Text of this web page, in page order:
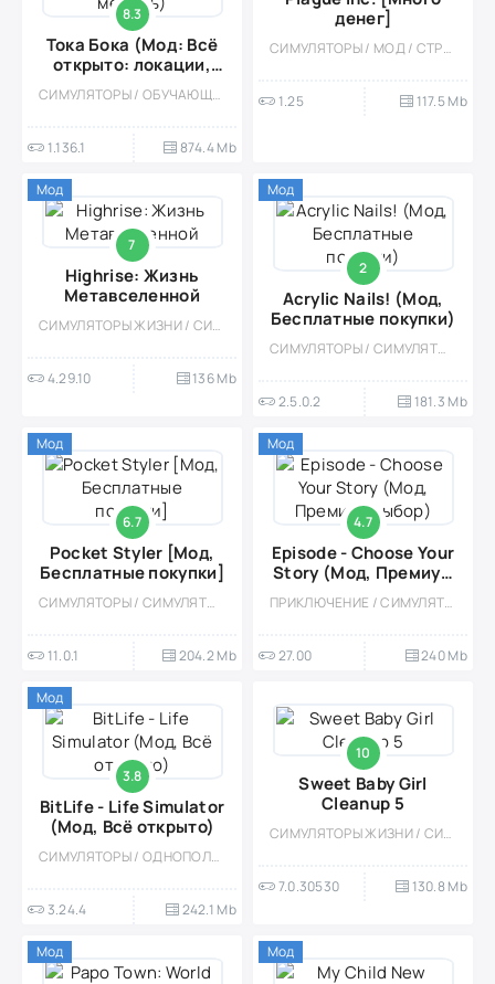
8.3
Тока Бока (Мод: Всё
открыто: локации,
дома, мебель)
СИМУЛЯТОРЫ / ОБУЧАЮЩИЕ / СИМУЛЯТОРЫ ЖИЗНИ / ОДНОПОЛЬЗОВАТЕЛЬСКИЕ / СТИЛИЗАЦИЯ / ОФЛАЙН / МОД
1.136.1 874.4 Mb
денег]
СИМУЛЯТОРЫ / МОД / СТРАТЕГИИ / СИМУЛЯТОРЫ ЖИЗНИ / ОФЛАЙН / ОДНОПОЛЬЗОВАТЕЛЬСКИЕ / КАЗУАЛЬНЫЕ / СТИЛИЗАЦИЯ / РЕАЛИЗМ / МАЛЕНЬКАЯ
1.25 117.5 Mb
7
Highrise: Жизнь
Метавселенной
СИМУЛЯТОРЫ ЖИЗНИ / СИМУЛЯТОРЫ / ОДНОПОЛЬЗОВАТЕЛЬСКИЕ / СТИЛИЗАЦИЯ / МОД / ВСТРОЕННЫЙ КЕШ
4.29.10 136 Mb
Мод
2
Acrylic Nails! (Мод,
Бесплатные покупки)
СИМУЛЯТОРЫ / СИМУЛЯТОРЫ ЖИЗНИ / КАЗУАЛЬНЫЕ / ОДНОПОЛЬЗОВАТЕЛЬСКИЕ / СТИЛИЗАЦИЯ / ОФЛАЙН / МОД / ВСТРОЕННЫЙ КЕШ / ДЕВОЧКАМ
2.5.0.2 181.3 Mb
Мод
6.7
Pocket Styler [Мод,
Бесплатные покупки]
СИМУЛЯТОРЫ / СИМУЛЯТОРЫ ЖИЗНИ / КАЗУАЛЬНЫЕ / СТИЛИЗАЦИЯ / ОДНОПОЛЬЗОВАТЕЛЬСКИЕ / МОД / ВСТРОЕННЫЙ КЕШ / ДЕВОЧКАМ
11.0.1 204.2 Mb
Мод
4.7
Episode - Choose Your
Story (Мод, Премиум
выбор)
ПРИКЛЮЧЕНИЕ / СИМУЛЯТОРЫ / СИМУЛЯТОРЫ ЖИЗНИ / КАЗУАЛЬНЫЕ / ОДНОПОЛЬЗОВАТЕЛЬСКИЕ / ОФЛАЙН / МОД / СТИЛИЗАЦИЯ
27.00 240 Mb
Мод
3.8
BitLife - Life Simulator
(Мод, Всё открыто)
СИМУЛЯТОРЫ / ОДНОПОЛЬЗОВАТЕЛЬСКИЕ / СТИЛИЗАЦИЯ / КАЗУАЛЬНЫЕ / ВСТРОЕННЫЙ КЕШ / СИМУЛЯТОРЫ ЖИЗНИ / ОФЛАЙН / МОД
3.24.4 242.1 Mb
Мод
10
Sweet Baby Girl
Cleanup 5
СИМУЛЯТОРЫ ЖИЗНИ / СИМУЛЯТОРЫ / УХОД / ОДНОПОЛЬЗОВАТЕЛЬСКИЕ / СТИЛИЗАЦИЯ / ОФЛАЙН / ДЛЯ ДЕТЕЙ / ДЕВОЧКАМ / ВСТРОЕННЫЙ КЕШ
7.0.30530 130.8 Mb
Мод Мод